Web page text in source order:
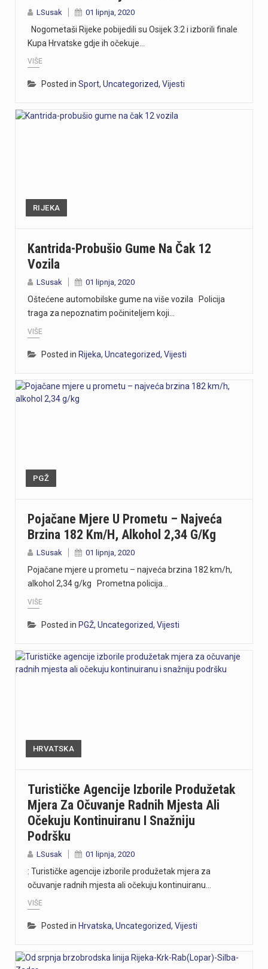
LSusak 01 lipnja, 2020
Nogometaši Rijeke pobijedili su Osijek 3:2 i izborili finale
Kupa Hrvatske gdje ih očekuje…
VIŠE
Posted in Sport, Uncategorized, Vijesti
RIJEKA
Kantrida-Probušio Gume Na Čak 12
Vozila
LSusak 01 lipnja, 2020
Oštećene automobilske gume na više vozila Policija
traga za nepoznatim počiniteljem koji…
VIŠE
Posted in Rijeka, Uncategorized, Vijesti
PGŽ
Pojačane Mjere U Prometu – Najveća
Brzina 182 Km/h, Alkohol 2,34 G/kg
LSusak 01 lipnja, 2020
Pojačane mjere u prometu – najveća brzina 182 km/h,
alkohol 2,34 g/kg Prometna policija…
VIŠE
Posted in PGŽ, Uncategorized, Vijesti
HRVATSKA
Turističke Agencije Izborile Produžetak
Mjera Za Očuvanje Radnih Mjesta Ali
Očekuju Kontinuiranu I Snažniju
Podršku
LSusak 01 lipnja, 2020
: Turističke agencije izborile produžetak mjera za
očuvanje radnih mjesta ali očekuju kontinuiranu…
VIŠE
Posted in Hrvatska, Uncategorized, Vijesti